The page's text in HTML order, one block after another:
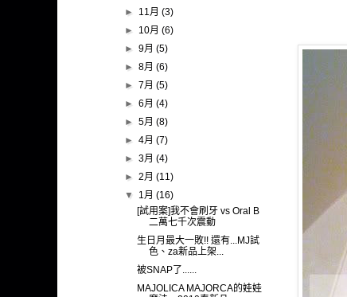
► 11月(3)
► 10月(6)
►9月(5)
►8月(6)
►7月(5)
►6月(4)
►5月(8)
►4月(7)
►3月(4)
►2月(11)
▼ 1月(16)
[試用案]我不會刷牙 vs Oral B
二萬七千次震動
生日月最大一敗!! 還有...MJ試
色、za新品上架...
被SNAP了......
MAJOLICA MAJORCA的娃娃